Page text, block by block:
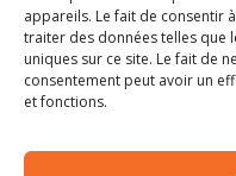
appareils. Le fait de consentir
traiter des données telles que
uniques sur ce site. Le fait de
consentement peut avoir un
et fonctions.